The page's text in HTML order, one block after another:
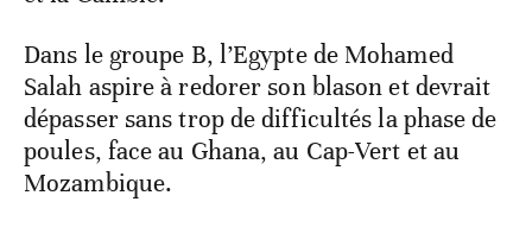
Dans le groupe B, l’Egypte de Mohamed
Salah aspire à redorer son blason et devrait
dépasser sans trop de difficultés la phase de
poules, face au Ghana, au Cap-Vert et au
Mozambique.